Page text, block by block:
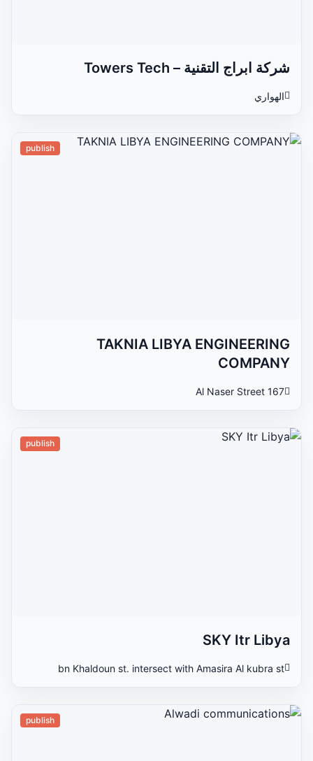
شركة ابراج التقنية – Towers Tech
الهواري
publish
TAKNIA LIBYA ENGINEERING
COMPANY
167 Al Naser Street
publish
SKY Itr Libya
bn Khaldoun st. intersect with Amasira Al kubra st
publish